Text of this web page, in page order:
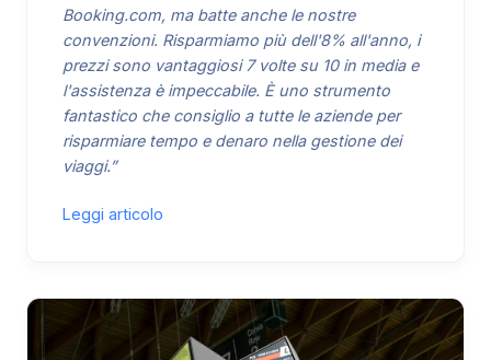
Booking.com, ma batte anche le nostre
convenzioni. Risparmiamo più dell'8% all'anno, i
prezzi sono vantaggiosi 7 volte su 10 in media e
l'assistenza è impeccabile. È uno strumento
fantastico che consiglio a tutte le aziende per
risparmiare tempo e denaro nella gestione dei
viaggi.”
Leggi articolo